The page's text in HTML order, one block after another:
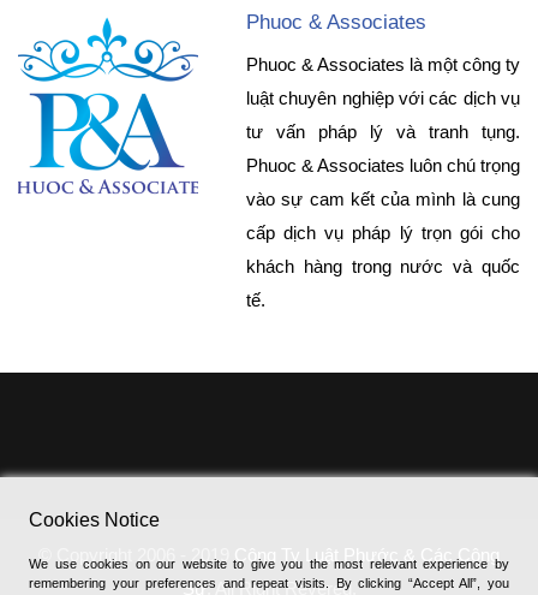
Phuoc & Associates
Phuoc & Associates là một công ty
luật chuyên nghiệp với các dịch vụ
tư vấn pháp lý và tranh tụng.
Phuoc & Associates luôn chú trọng
vào sự cam kết của mình là cung
cấp dịch vụ pháp lý trọn gói cho
khách hàng trong nước và quốc
tế.
© Copyright 2006 - 2019
Công Ty Luật Phước & Các Cộng
Sự, All Right Revered.
Cookies Notice
We use cookies on our website to give you the most relevant experience by
remembering your preferences and repeat visits. By clicking “Accept All”, you